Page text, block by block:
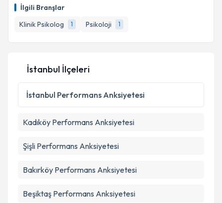
İlgili Branşlar
Klinik Psikolog
1 Psikoloji 1
İstanbul İlçeleri
İstanbul Performans Anksiyetesi
Kadıköy Performans Anksiyetesi
Şişli Performans Anksiyetesi
Bakırköy Performans Anksiyetesi
Beşiktaş Performans Anksiyetesi